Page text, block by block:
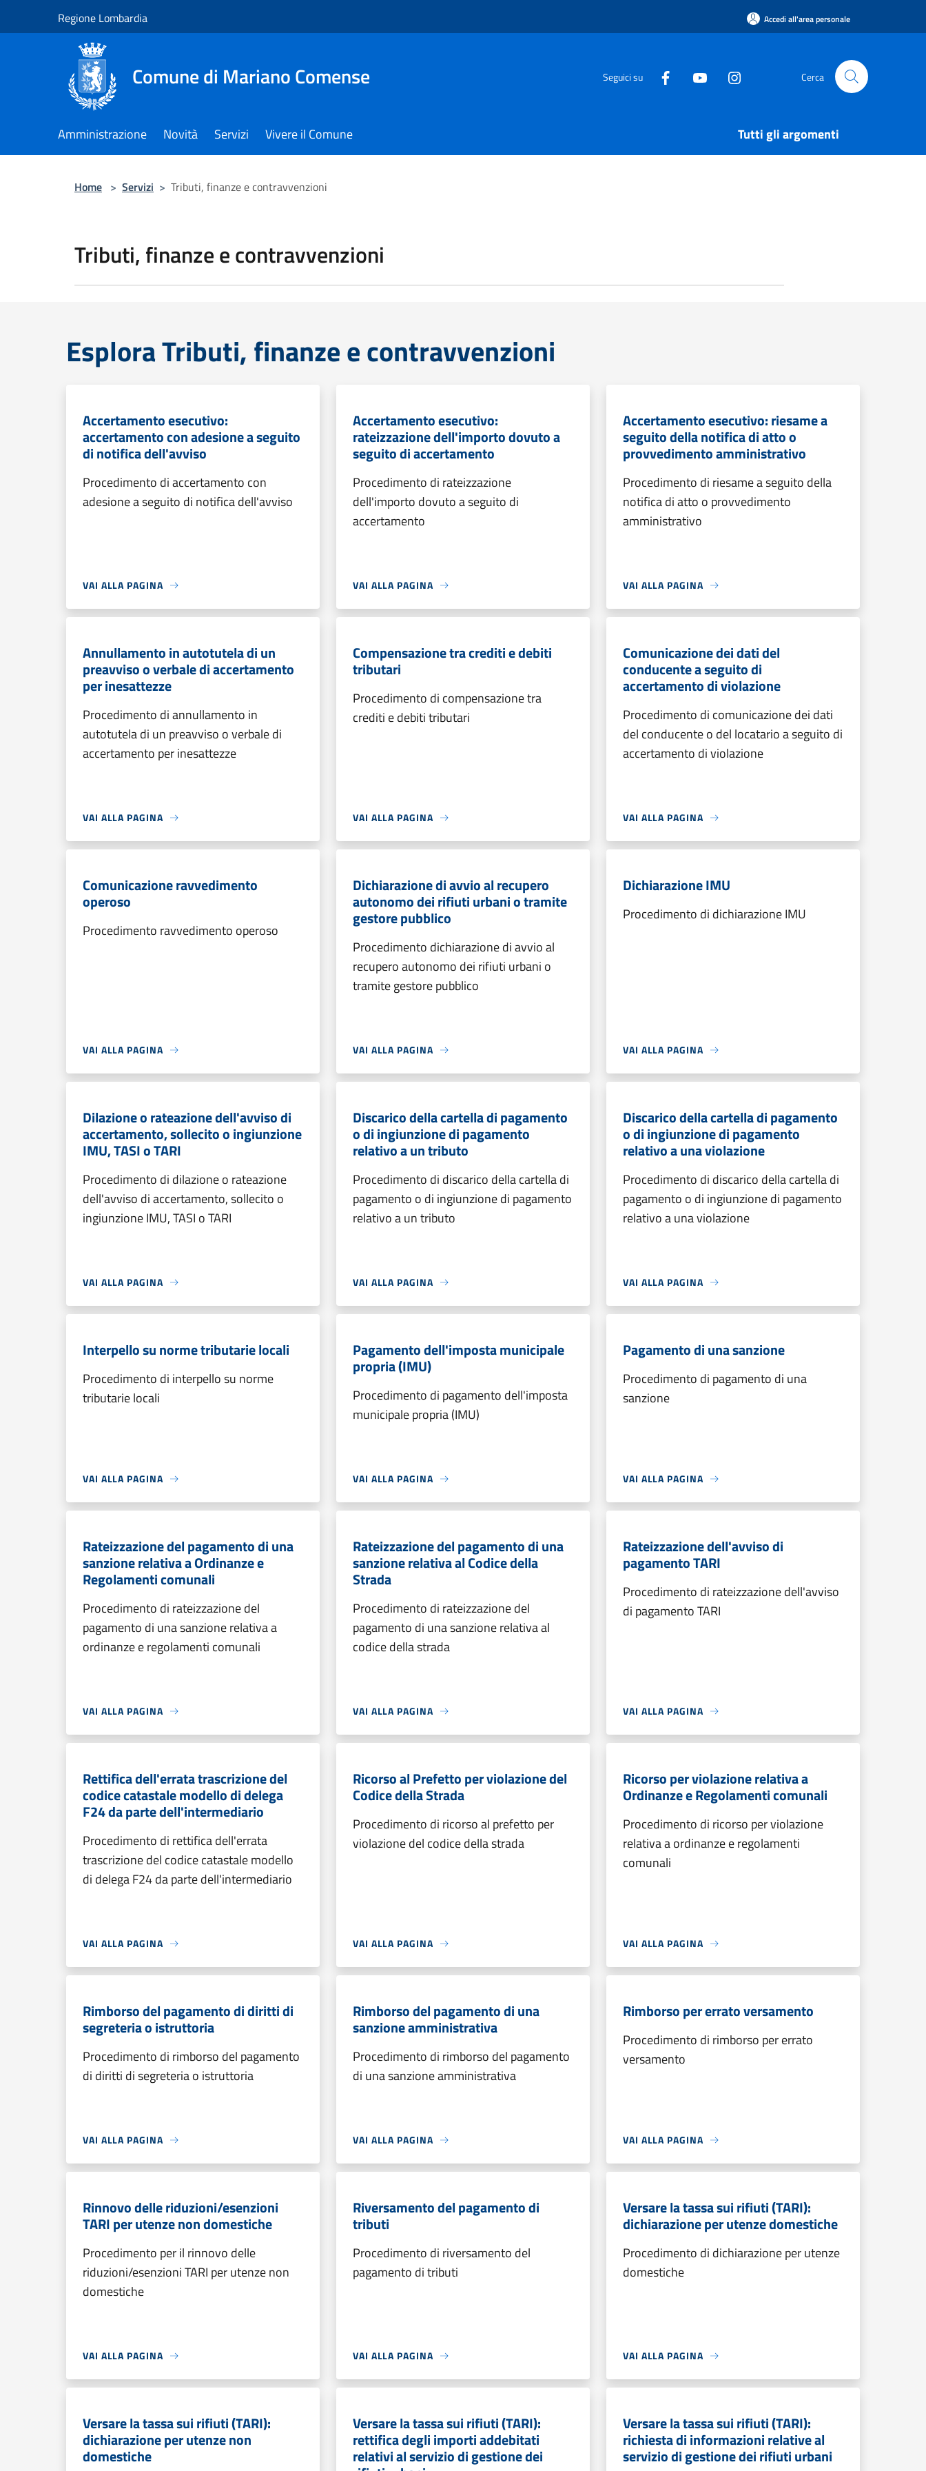
Regione Lombardia Accedi all'area personale
Comune di Mariano Comense Seguici su Cerca
Amministrazione Novità Servizi Vivere il Comune Tutti gli argomenti
Home > Servizi > Tributi, finanze e contravvenzioni
Tributi, finanze e contravvenzioni
Esplora Tributi, finanze e contravvenzioni
Accertamento esecutivo:
accertamento con adesione a seguito
di notifica dell'avviso
Procedimento di accertamento con
adesione a seguito di notifica dell'avviso
VAI ALLA PAGINA
Accertamento esecutivo:
rateizzazione dell'importo dovuto a
seguito di accertamento
Procedimento di rateizzazione
dell'importo dovuto a seguito di
accertamento
VAI ALLA PAGINA
Accertamento esecutivo: riesame a
seguito della notifica di atto o
provvedimento amministrativo
Procedimento di riesame a seguito della
notifica di atto o provvedimento
amministrativo
VAI ALLA PAGINA
Annullamento in autotutela di un
preavviso o verbale di accertamento
per inesattezze
Procedimento di annullamento in
autotutela di un preavviso o verbale di
accertamento per inesattezze
VAI ALLA PAGINA
Compensazione tra crediti e debiti
tributari
Procedimento di compensazione tra
crediti e debiti tributari
VAI ALLA PAGINA
Comunicazione dei dati del
conducente a seguito di
accertamento di violazione
Procedimento di comunicazione dei dati
del conducente o del locatario a seguito di
accertamento di violazione
VAI ALLA PAGINA
Comunicazione ravvedimento
operoso
Procedimento ravvedimento operoso
VAI ALLA PAGINA
Dichiarazione di avvio al recupero
autonomo dei rifiuti urbani o tramite
gestore pubblico
Procedimento dichiarazione di avvio al
recupero autonomo dei rifiuti urbani o
tramite gestore pubblico
VAI ALLA PAGINA
Dichiarazione IMU
Procedimento di dichiarazione IMU
VAI ALLA PAGINA
Dilazione o rateazione dell'avviso di
accertamento, sollecito o ingiunzione
IMU, TASI o TARI
Procedimento di dilazione o rateazione
dell'avviso di accertamento, sollecito o
ingiunzione IMU, TASI o TARI
VAI ALLA PAGINA
Discarico della cartella di pagamento
o di ingiunzione di pagamento
relativo a un tributo
Procedimento di discarico della cartella di
pagamento o di ingiunzione di pagamento
relativo a un tributo
VAI ALLA PAGINA
Discarico della cartella di pagamento
o di ingiunzione di pagamento
relativo a una violazione
Procedimento di discarico della cartella di
pagamento o di ingiunzione di pagamento
relativo a una violazione
VAI ALLA PAGINA
Interpello su norme tributarie locali
Procedimento di interpello su norme
tributarie locali
VAI ALLA PAGINA
Pagamento dell'imposta municipale
propria (IMU)
Procedimento di pagamento dell'imposta
municipale propria (IMU)
VAI ALLA PAGINA
Pagamento di una sanzione
Procedimento di pagamento di una
sanzione
VAI ALLA PAGINA
Rateizzazione del pagamento di una
sanzione relativa a Ordinanze e
Regolamenti comunali
Procedimento di rateizzazione del
pagamento di una sanzione relativa a
ordinanze e regolamenti comunali
VAI ALLA PAGINA
Rateizzazione del pagamento di una
sanzione relativa al Codice della
Strada
Procedimento di rateizzazione del
pagamento di una sanzione relativa al
codice della strada
VAI ALLA PAGINA
Rateizzazione dell'avviso di
pagamento TARI
Procedimento di rateizzazione dell'avviso
di pagamento TARI
VAI ALLA PAGINA
Rettifica dell'errata trascrizione del
codice catastale modello di delega
F24 da parte dell'intermediario
Procedimento di rettifica dell'errata
trascrizione del codice catastale modello
di delega F24 da parte dell'intermediario
VAI ALLA PAGINA
Ricorso al Prefetto per violazione del
Codice della Strada
Procedimento di ricorso al prefetto per
violazione del codice della strada
VAI ALLA PAGINA
Ricorso per violazione relativa a
Ordinanze e Regolamenti comunali
Procedimento di ricorso per violazione
relativa a ordinanze e regolamenti
comunali
VAI ALLA PAGINA
Rimborso del pagamento di diritti di
segreteria o istruttoria
Procedimento di rimborso del pagamento
di diritti di segreteria o istruttoria
VAI ALLA PAGINA
Rimborso del pagamento di una
sanzione amministrativa
Procedimento di rimborso del pagamento
di una sanzione amministrativa
VAI ALLA PAGINA
Rimborso per errato versamento
Procedimento di rimborso per errato
versamento
VAI ALLA PAGINA
Rinnovo delle riduzioni/esenzioni
TARI per utenze non domestiche
Procedimento per il rinnovo delle
riduzioni/esenzioni TARI per utenze non
domestiche
VAI ALLA PAGINA
Riversamento del pagamento di
tributi
Procedimento di riversamento del
pagamento di tributi
VAI ALLA PAGINA
Versare la tassa sui rifiuti (TARI):
dichiarazione per utenze domestiche
Procedimento di dichiarazione per utenze
domestiche
VAI ALLA PAGINA
Versare la tassa sui rifiuti (TARI):
dichiarazione per utenze non
domestiche
Versare la tassa sui rifiuti (TARI):
rettifica degli importi addebitati
relativi al servizio di gestione dei
Versare la tassa sui rifiuti (TARI):
richiesta di informazioni relative al
servizio di gestione dei rifiuti urbani